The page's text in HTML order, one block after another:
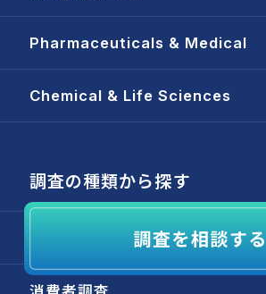
Pharmaceuticals & Medical
Chemical & Life Sciences
調査の種類から探す